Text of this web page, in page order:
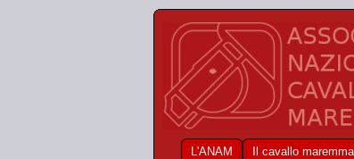
L'ANAM Il cavallo